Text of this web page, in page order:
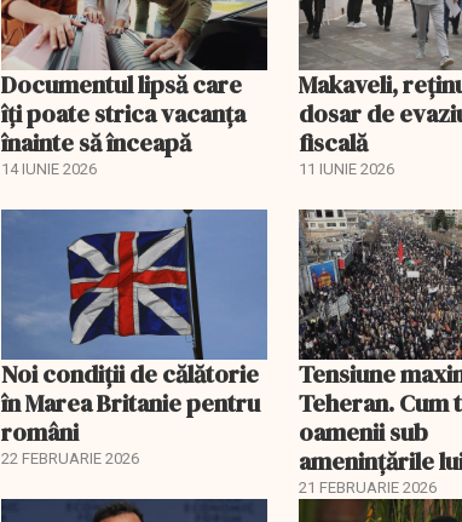
Documentul lipsă care
îți poate strica vacanța
înainte să înceapă
14 IUNIE 2026
Makaveli,
dosar de
fiscală
11 IUNIE 2026
Noi condiții de călătorie
în Marea Britanie pentru
români
22 FEBRUARIE 2026
Tensiune
Teheran. Cum
oamenii sub
amenințările
21 FEBRUARIE 2026